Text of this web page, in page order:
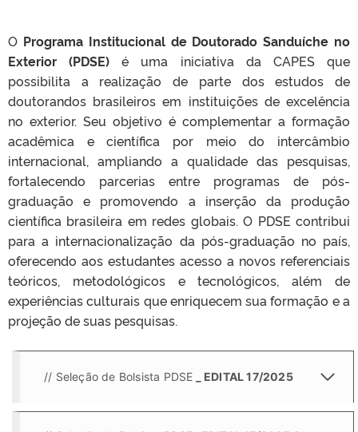
TELEFONES
O Programa Institucional de Doutorado Sanduíche no
Exterior (PDSE) é uma iniciativa da CAPES que
possibilita a realização de parte dos estudos de
doutorandos brasileiros em instituições de excelência
no exterior. Seu objetivo é complementar a formação
acadêmica e científica por meio do intercâmbio
internacional, ampliando a qualidade das pesquisas,
fortalecendo parcerias entre programas de pós-
graduação e promovendo a inserção da produção
científica brasileira em redes globais. O PDSE contribui
para a internacionalização da pós-graduação no país,
oferecendo aos estudantes acesso a novos referenciais
teóricos, metodológicos e tecnológicos, além de
experiências culturais que enriquecem sua formação e a
projeção de suas pesquisas.
// Seleção de Bolsista PDSE _ EDITAL 17/2025